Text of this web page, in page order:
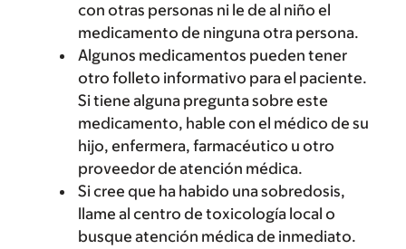
con otras personas ni le de al niño el
medicamento de ninguna otra persona.
Algunos medicamentos pueden tener
otro folleto informativo para el paciente.
Si tiene alguna pregunta sobre este
medicamento, hable con el médico de su
hijo, enfermera, farmacéutico u otro
proveedor de atención médica.
Si cree que ha habido una sobredosis,
llame al centro de toxicología local o
busque atención médica de inmediato.